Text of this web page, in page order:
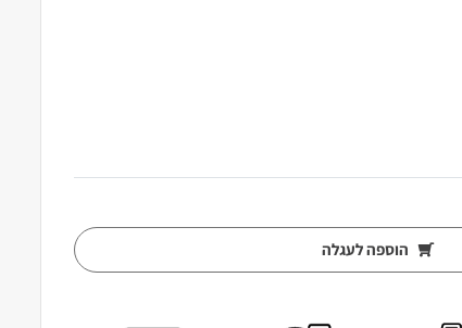
הוספה לעגלה